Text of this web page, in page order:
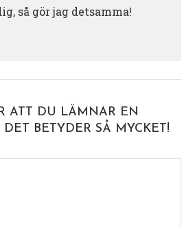
så gör jag detsamma!
ATT DU LÄMNAR EN
BETYDER SÅ MYCKET!